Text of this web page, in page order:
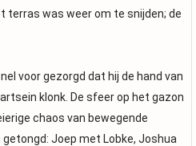
terras was weer om te snijden; de
voor gezorgd dat hij de hand van
klonk. De sfeer op het gazon
chaos van bewegende
Joep met Lobke, Joshua